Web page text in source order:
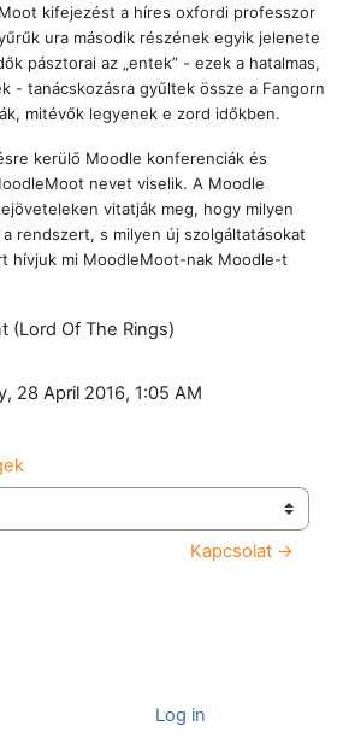
kifejezést a híres oxfordi professzor
ura második részének egyik jelenete
pásztorai az „entek” - ezek a hatalmas,
- tanácskozásra gyűltek össze a Fangorn
mitévők legyenek e zord időkben.
kerülő Moodle konferenciák és
nevet viselik. A Moodle
vitatják meg, hogy milyen
rendszert, s milyen új szolgáltatásokat
hívjuk mi MoodleMoot-nak Moodle-t
28 April 2016, 1:05 AM
Kapcsolat →
Log in